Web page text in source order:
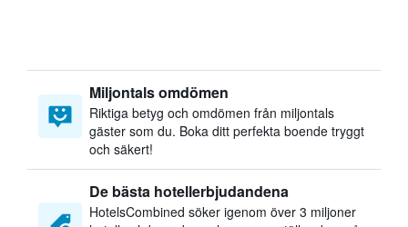
Miljontals omdömen
Riktiga betyg och omdömen från miljontals
gäster som du. Boka ditt perfekta boende tryggt
och säkert!
De bästa hotellerbjudandena
HotelsCombined söker igenom över 3 miljoner